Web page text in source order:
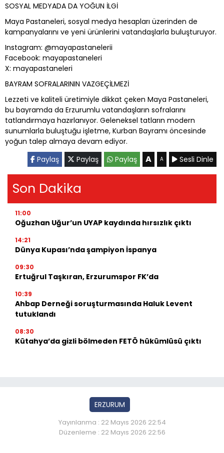
SOSYAL MEDYADA DA YOĞUN İLGİ
Maya Pastaneleri, sosyal medya hesapları üzerinden de
kampanyalarını ve yeni ürünlerini vatandaşlarla buluşturuyor.
Instagram: @mayapastanelerii
Facebook: mayapastaneleri
X: mayapastaneleri
BAYRAM SOFRALARININ VAZGEÇİLMEZİ
Lezzeti ve kaliteli üretimiyle dikkat çeken Maya Pastaneleri,
bu bayramda da Erzurumlu vatandaşların sofralarını
tatlandırmaya hazırlanıyor. Geleneksel tatların modern
sunumlarla buluştuğu işletme, Kurban Bayramı öncesinde
yoğun talep almaya devam ediyor.
Paylaş
Paylaş Paylaş A A Sesli Dinle
Son Dakika
11:00
Oğuzhan Uğur’un UYAP kaydında hırsızlık çıktı
14:21
Dünya Kupası’nda şampiyon İspanya
09:30
Ertuğrul Taşkıran, Erzurumspor FK’da
10:39
Ahbap Derneği soruşturmasında Haluk Levent
tutuklandı
08:30
Kütahya’da gizli bölmeden FETÖ hükümlüsü çıktı
ERZURUM
Yayınlanma : 22 Mayıs 2026 22:54
Düzenleme : 22 Mayıs 2026 22:56